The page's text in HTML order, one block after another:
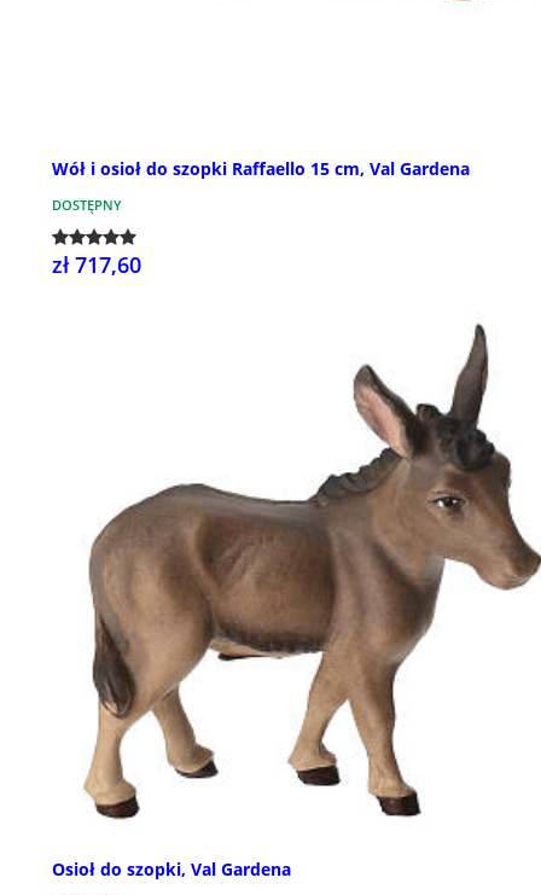
Wół i osioł do szopki Raffaello 15 cm, Val Gardena
DOSTĘPNY
zł 717,60
Osioł do szopki, Val Gardena